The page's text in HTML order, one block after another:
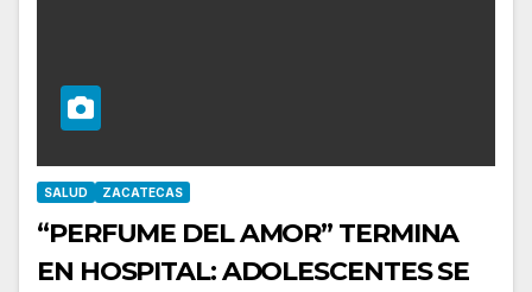
SALUD ZACATECAS
“PERFUME DEL AMOR” TERMINA
EN HOSPITAL: ADOLESCENTES SE